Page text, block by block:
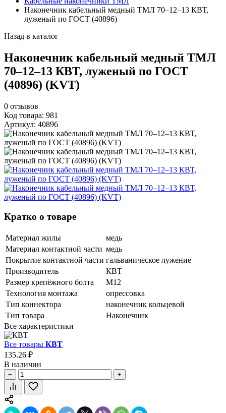
Наконечник кабельный медный ТМЛ 70–12–13 КВТ,
луженый по ГОСТ (40896)
Назад в каталог
Наконечник кабельный медный ТМЛ
70–12–13 КВТ, луженый по ГОСТ
(40896) (KVT)
0 отзывов
Код товара: 981
Артикул: 40896
Кратко о товаре
Материал жилы
медь
Материал контактной части медь
Покрытие контактной части гальваническое лужение
Производитель
КВТ
Размер крепёжного болта
М12
Технология монтажа
опрессовка
Тип коннектора
наконечник кольцевой
Тип товара
Наконечник
Все характеристики
Все товары КВТ
135.26 ₽
В наличии
− +